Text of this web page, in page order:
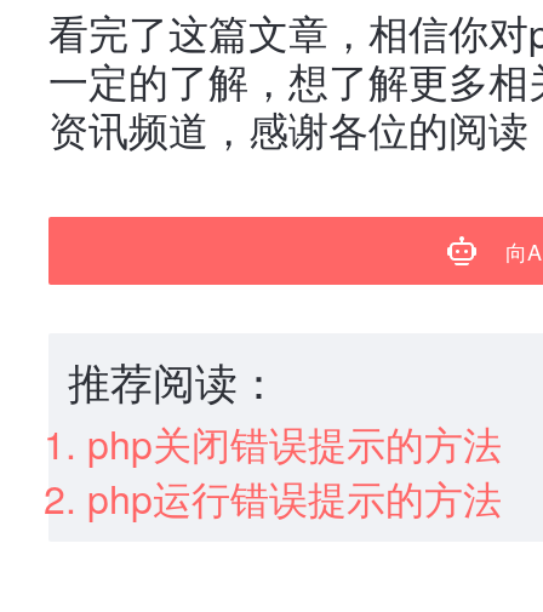
看完了这篇文章，相信你
一定的了解，想了解更多
资讯频道，感谢各位的阅读
向
推荐阅读：
php关闭错误提示的方法
php运行错误提示的方法